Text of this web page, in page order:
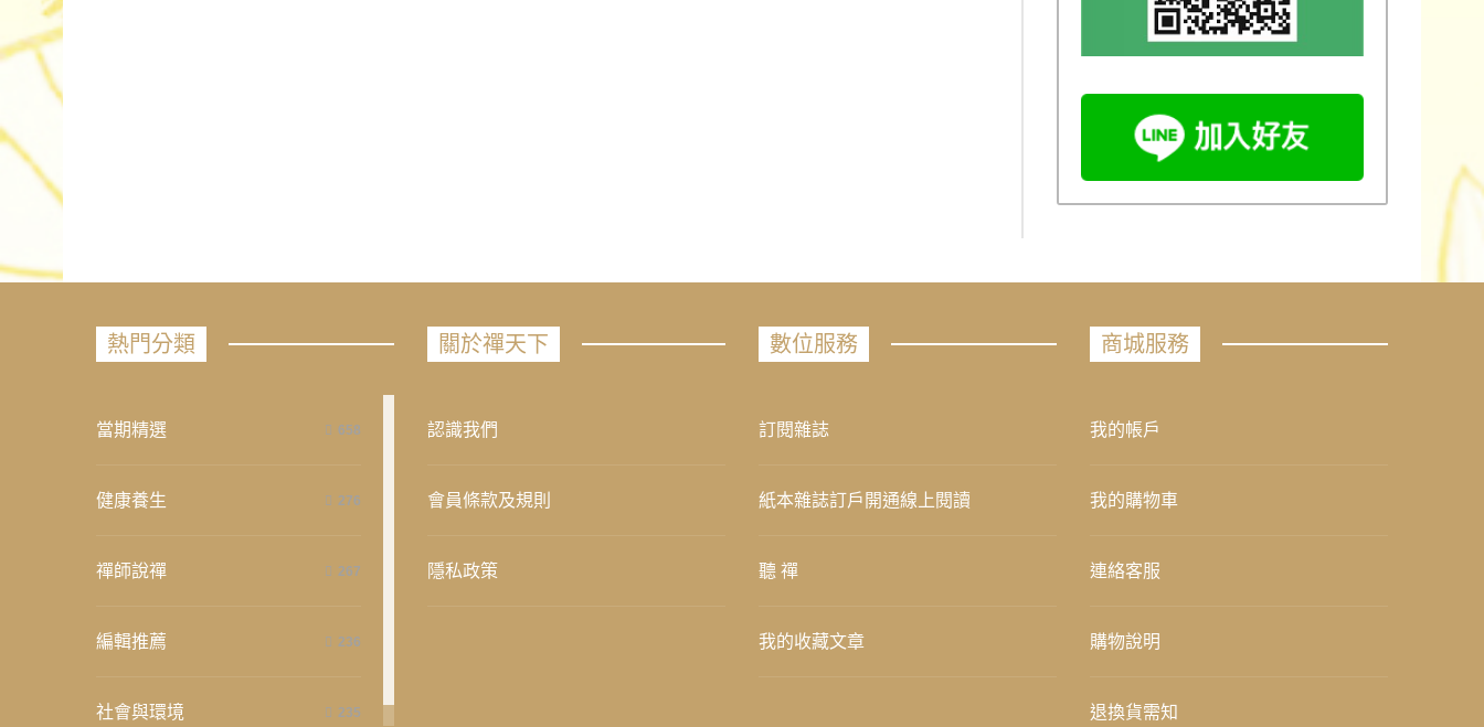
熱門分類
當期精選 658
健康養生 276
禪師說禪 267
編輯推薦 236
社會與環境 235
關於禪天下
認識我們
會員條款及規則
隱私政策
數位服務
訂閱雜誌
紙本雜誌訂戶開通線上閱讀
聽 禪
我的收藏文章
商城服務
我的帳戶
我的購物車
連絡客服
購物說明
退換貨需知